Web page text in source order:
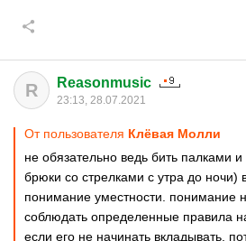
R Reasonmusic
23:13, 28.07.2021
От пользователя Клёвая Молли
не обязательно ведь бить палками и
брюки со стрелками с утра до ночи)
понимание уместности. понимание
соблюдать определенные правила
если его не начинать вкладывать,